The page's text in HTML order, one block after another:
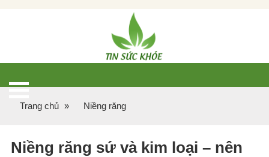
Trang chủ » Niềng răng
Niềng răng sứ và kim loại – nên